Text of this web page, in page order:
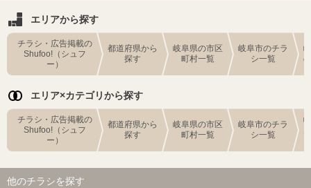
エリアから探す
チラシ・広告掲載の
Shufoo!（シュフ
ー）
都道府県から
探す
岐阜県の市区
町村一覧
岐阜市のチラ
シ一覧
エリア×カテゴリから探す
チラシ・広告掲載の
Shufoo!（シュフ
ー）
都道府県から
探す
岐阜県の市区
町村一覧
岐阜市のチラ
シ一覧
他のチラシを探す